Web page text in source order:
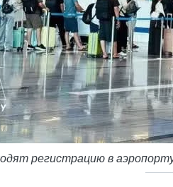
регистрацию в